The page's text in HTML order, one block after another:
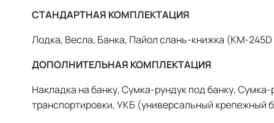
СТАНДАРТНАЯ КОМПЛЕКТАЦИЯ
Лодка, Весла, Банка, Пайол слань-книжка (КМ-
ДОПОЛНИТЕЛЬНАЯ КОМПЛЕКТАЦИЯ
Накладка на банку, Сумка-рундук под банку,
транспортировки, УКБ (универсальный крепежный